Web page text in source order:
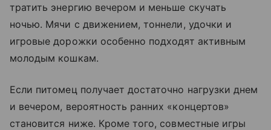
тратить энергию вечером и меньше скучать
ночью. Мячи с движением, тоннели, удочки и
игровые дорожки особенно подходят активным
молодым кошкам.
Если питомец получает достаточно нагрузки днем
и вечером, вероятность ранних «концертов»
становится ниже. Кроме того, совместные игры